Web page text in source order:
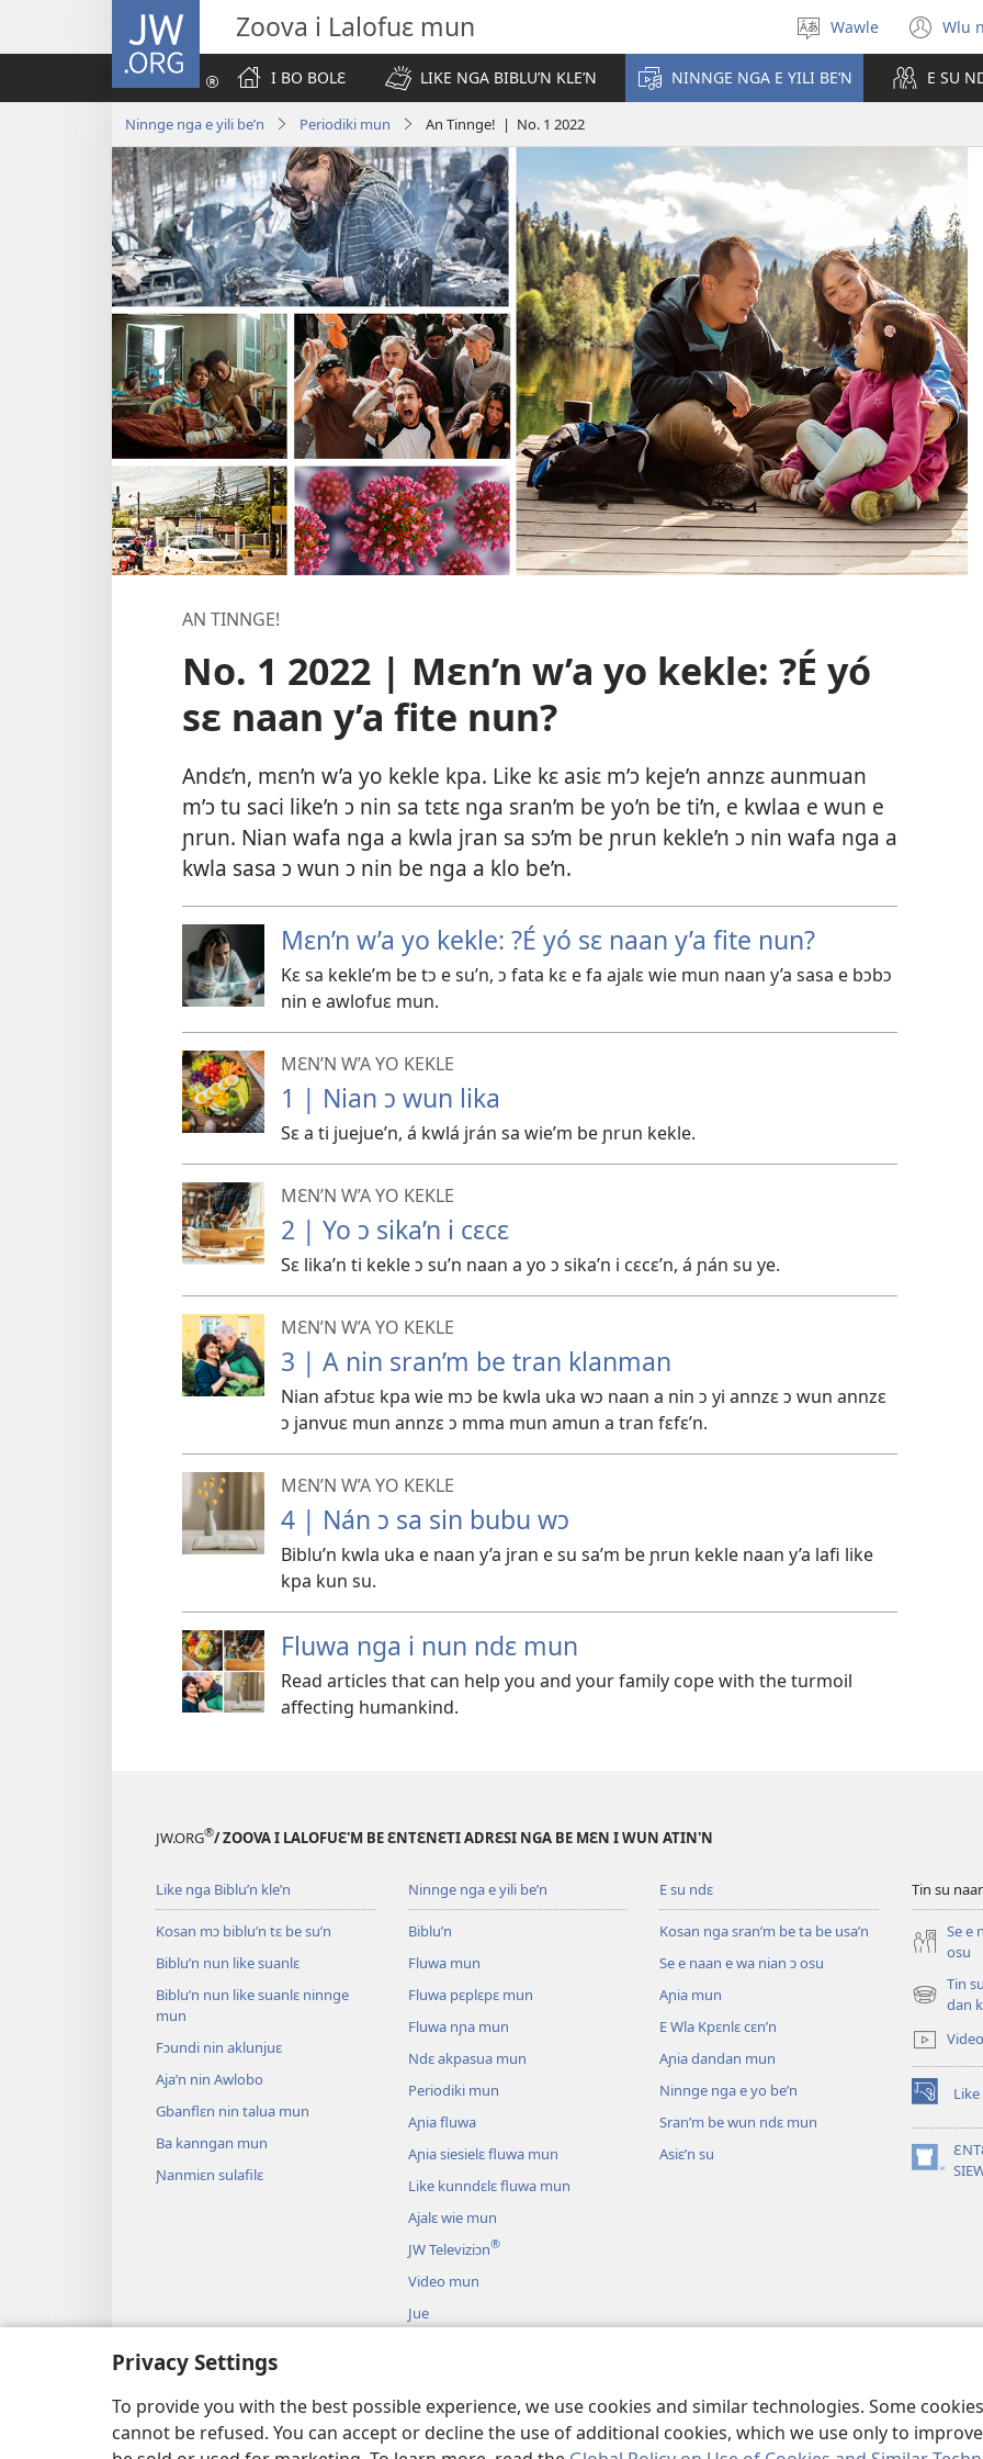
Privacy Settings
To provide you with the best possible experience, we use cookies and similar technologies. Some
cannot be refused. You can accept or decline the use of additional cookies, which we use only to
JW.ORG Zoova i Lalofuɛ mun
Kle
aniɛn'n
Wawle Wlu
I BO BOLƐ
LIKE NGA BIBLU’N KLE’N NINNGE NGA E YILI BE’N E SU
Ninnge nga e yili be’n Periodiki mun An Tinnge! | No. 1 2022
AN TINNGE!
No. 1 2022 | Mɛn’n w’a yo kekle: ?É yó
sɛ naan y’a fite nun?
Andɛ’n, mɛn’n w’a yo kekle kpa. Like kɛ asiɛ m’ɔ keje’n annzɛ aunmuan
m’ɔ tu saci like’n ɔ nin sa tɛtɛ nga sran’m be yo’n be ti’n, e kwlaa e wun e
ɲrun. Nian wafa nga a kwla jran sa sɔ’m be ɲrun kekle’n ɔ nin wafa nga a
kwla sasa ɔ wun ɔ nin be nga a klo be’n.
Mɛn’n w’a yo kekle: ?É yó sɛ naan y’a fite nun?
Kɛ sa kekle’m be tɔ e su’n, ɔ fata kɛ e fa ajalɛ wie mun naan y’a sasa e bɔbɔ
nin e awlofuɛ mun.
MƐN’N W’A YO KEKLE
1 | Nian ɔ wun lika
Sɛ a ti juejue’n, á kwlá jrán sa wie’m be ɲrun kekle.
MƐN’N W’A YO KEKLE
2 | Yo ɔ sika’n i cɛcɛ
Sɛ lika’n ti kekle ɔ su’n naan a yo ɔ sika’n i cɛcɛ’n, á ɲán su ye.
MƐN’N W’A YO KEKLE
3 | A nin sran’m be tran klanman
Nian afɔtuɛ kpa wie mɔ be kwla uka wɔ naan a nin ɔ yi annzɛ ɔ wun annzɛ
ɔ janvuɛ mun annzɛ ɔ mma mun amun a tran fɛfɛ’n.
MƐN’N W’A YO KEKLE
4 | Nán ɔ sa sin bubu wɔ
Biblu’n kwla uka e naan y’a jran e su sa’m be ɲrun kekle naan y’a lafi like
kpa kun su.
Fluwa nga i nun ndɛ mun
Read articles that can help you and your family cope with the turmoil
affecting humankind.
JW.ORG®/ ZOOVA I LALOFUƐ'M BE ƐNTƐNƐTI ADRƐSI NGA BE MƐN I WUN ATIN'N
Like nga Biblu’n kle’n
Kosan mɔ biblu’n tɛ be su’n
Biblu’n nun like suanlɛ
Biblu’n nun like suanlɛ ninnge
mun
Fɔundi nin aklunjuɛ
Aja’n nin Awlobo
Gbanflɛn nin talua mun
Ba kanngan mun
Ɲanmiɛn sulafilɛ
Ninnge nga e yili be’n
Biblu’n
Fluwa mun
Fluwa pɛplɛpɛ mun
Fluwa nɲa mun
Ndɛ akpasua mun
Periodiki mun
Aɲia fluwa
Aɲia siesielɛ fluwa mun
Like kunndɛlɛ fluwa mun
Ajalɛ wie mun
JW Televiziɔn®
Video mun
Jue
anɔ yilɛ sa’n
E su ndɛ
Kosan nga sran’m be ta be usa’n
Se e naan e wa nian ɔ osu
Aɲia mun
E Wla Kpɛnlɛ cɛn’n
Aɲia dandan mun
Ninnge nga e yo be’n
Sran’m be wun ndɛ mun
Asiɛ’n su
Tin su
Se e
osu
Tin
dan
(opens
window)
(opens
new
window)
(opens